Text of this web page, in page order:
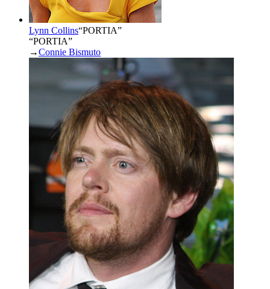
Lynn Collins“PORTIA”
“PORTIA”
→Connie Bismuto